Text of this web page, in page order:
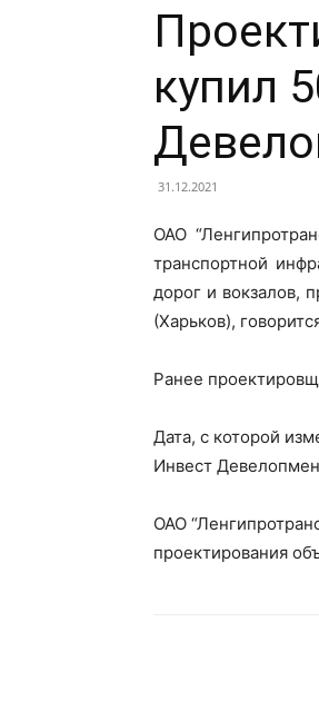
купил
31.12.2021
ОАО
транспортной
дорог и вокзалов,
(Харьков),
Ранее
Дата, с которой
Инвест
ОАО
проектирования